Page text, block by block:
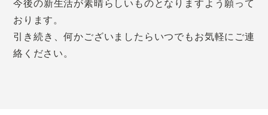
今後の新生活が素晴らしいものとなりますよう願って
おります。
引き続き、何かございましたらいつでもお気軽にご連
絡ください。